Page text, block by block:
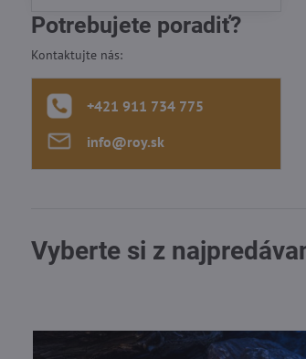
fulltextom
Potrebujete poradiť?
Kontaktujte nás:
+421 911 734 775
info​@roy​.sk
Vyberte si z